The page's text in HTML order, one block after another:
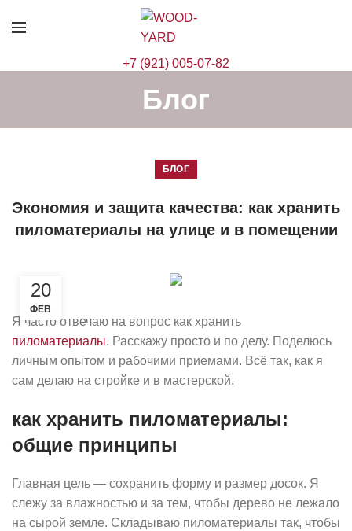
+7 (921) 005-07-82
Блог
БЛОГ
Экономия и защита качества: как хранить
пиломатериалы на улице и в помещении
20
ФЕВ
Я часто отвечаю на вопрос как хранить
пиломатериалы. Расскажу просто и по делу. Поделюсь
личным опытом и рабочими приемами. Всё так, как я
сам делаю на стройке и в мастерской.
как хранить пиломатериалы:
общие принципы
Главная цель — сохранить форму и размер досок. Я
слежу за влажностью и за тем, чтобы дерево не лежало
на сырой земле. Складываю пиломатериалы так, чтобы